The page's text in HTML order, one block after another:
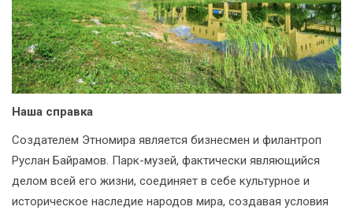
Наша справка
Создателем Этномира является бизнесмен и филантроп
Руслан Байрамов. Парк-музей, фактически являющийся
делом всей его жизни, соединяет в себе культурное и
историческое наследие народов мира, создавая условия